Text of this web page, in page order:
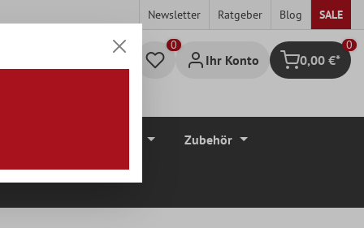
Newsletter Ratgeber Blog SALE
Ihr Konto Warenkorb
0
0,00 €*
Zubehör